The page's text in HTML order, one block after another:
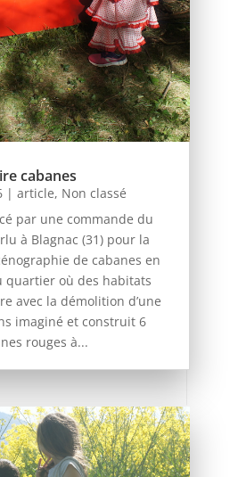
cabanes
|article, Non classé
par une commande du
à Blagnac (31) pour la
de cabanes en
quartier où des habitats
avec la démolition d’une
imaginé et construit 6
rouges à...